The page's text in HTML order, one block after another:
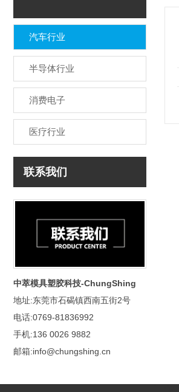
汽车行业
半导体行业
消费电子
医疗行业
联系我们
中萃模具塑胶科技-ChungShing
地址:东莞市石碣镇西南五街2号
电话:0769-81836992
手机:136 0026 9882
邮箱:info@chungshing.cn